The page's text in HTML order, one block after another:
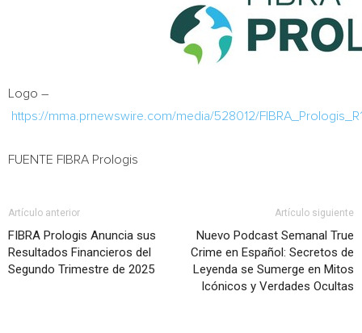
Logo –
https://mma.prnewswire.com/media/528012/
FUENTE FIBRA Prologis
Artículo anterior
FIBRA Prologis Anuncia sus
Resultados Financieros del
Segundo Trimestre de 2025
Artículo siguiente
Nuevo Podcast Semanal True
Crime en Español: Secretos de
Leyenda se Sumerge en Mitos
Icónicos y Verdades Ocultas